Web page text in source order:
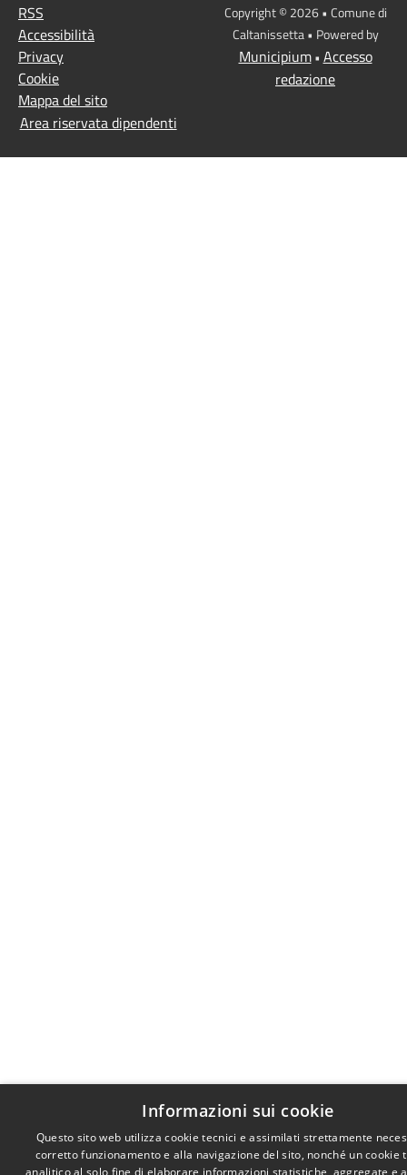
RSS
Accessibilità
Privacy
Cookie
Mappa del sito
Area riservata dipendenti
Copyright © 2026 • Comune di
Caltanissetta • Powered by
Municipium• Accesso
redazione
Informazioni sui cookie
Questo sito web utilizza cookie tecnici e assimilati strettamente
corretto funzionamento e alla navigazione del sito, nonché un cookie
analitico al solo fine di elaborare informazioni statistiche, aggregate e